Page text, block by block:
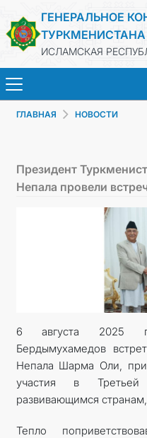
ГЕНЕРАЛЬНОЕ
ТУРКМЕНИСТАНА
ИСЛАМСКАЯ
ГЛАВНАЯ НОВОСТИ
Президент
Непала провели
6 августа 2025
Бердымухамедов
Непала Шарма Оли,
участия в
развивающимся
Тепло